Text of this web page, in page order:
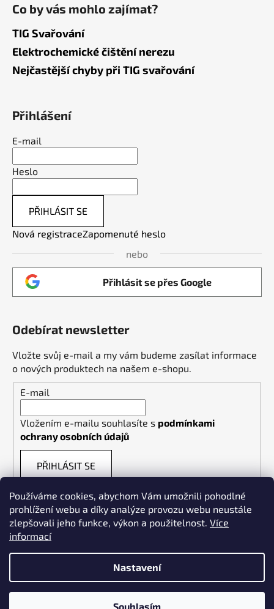
Používáme cookies, abychom Vám umožnili pohodlné
prohlížení webu a díky analýze provozu webu neustále
zlepšovali jeho funkce, výkon a použitelnost. Více
informací
Nastavení
Souhlasím
Co by vás mohlo zajímat?
TIG Svařování
Elektrochemické čištění nerezu
Nejčastější chyby při TIG svařování
Přihlášení
E-mail
Heslo
PŘIHLÁSIT SE
Nová registraceZapomenuté heslo
nebo
Přihlásit se přes Google
Odebírat newsletter
Vložte svůj e-mail a my vám budeme zasílat informace
o nových produktech na našem e-shopu.
E-mail
Vložením e-mailu souhlasíte s podmínkami
ochrany osobních údajů
PŘIHLÁSIT SE